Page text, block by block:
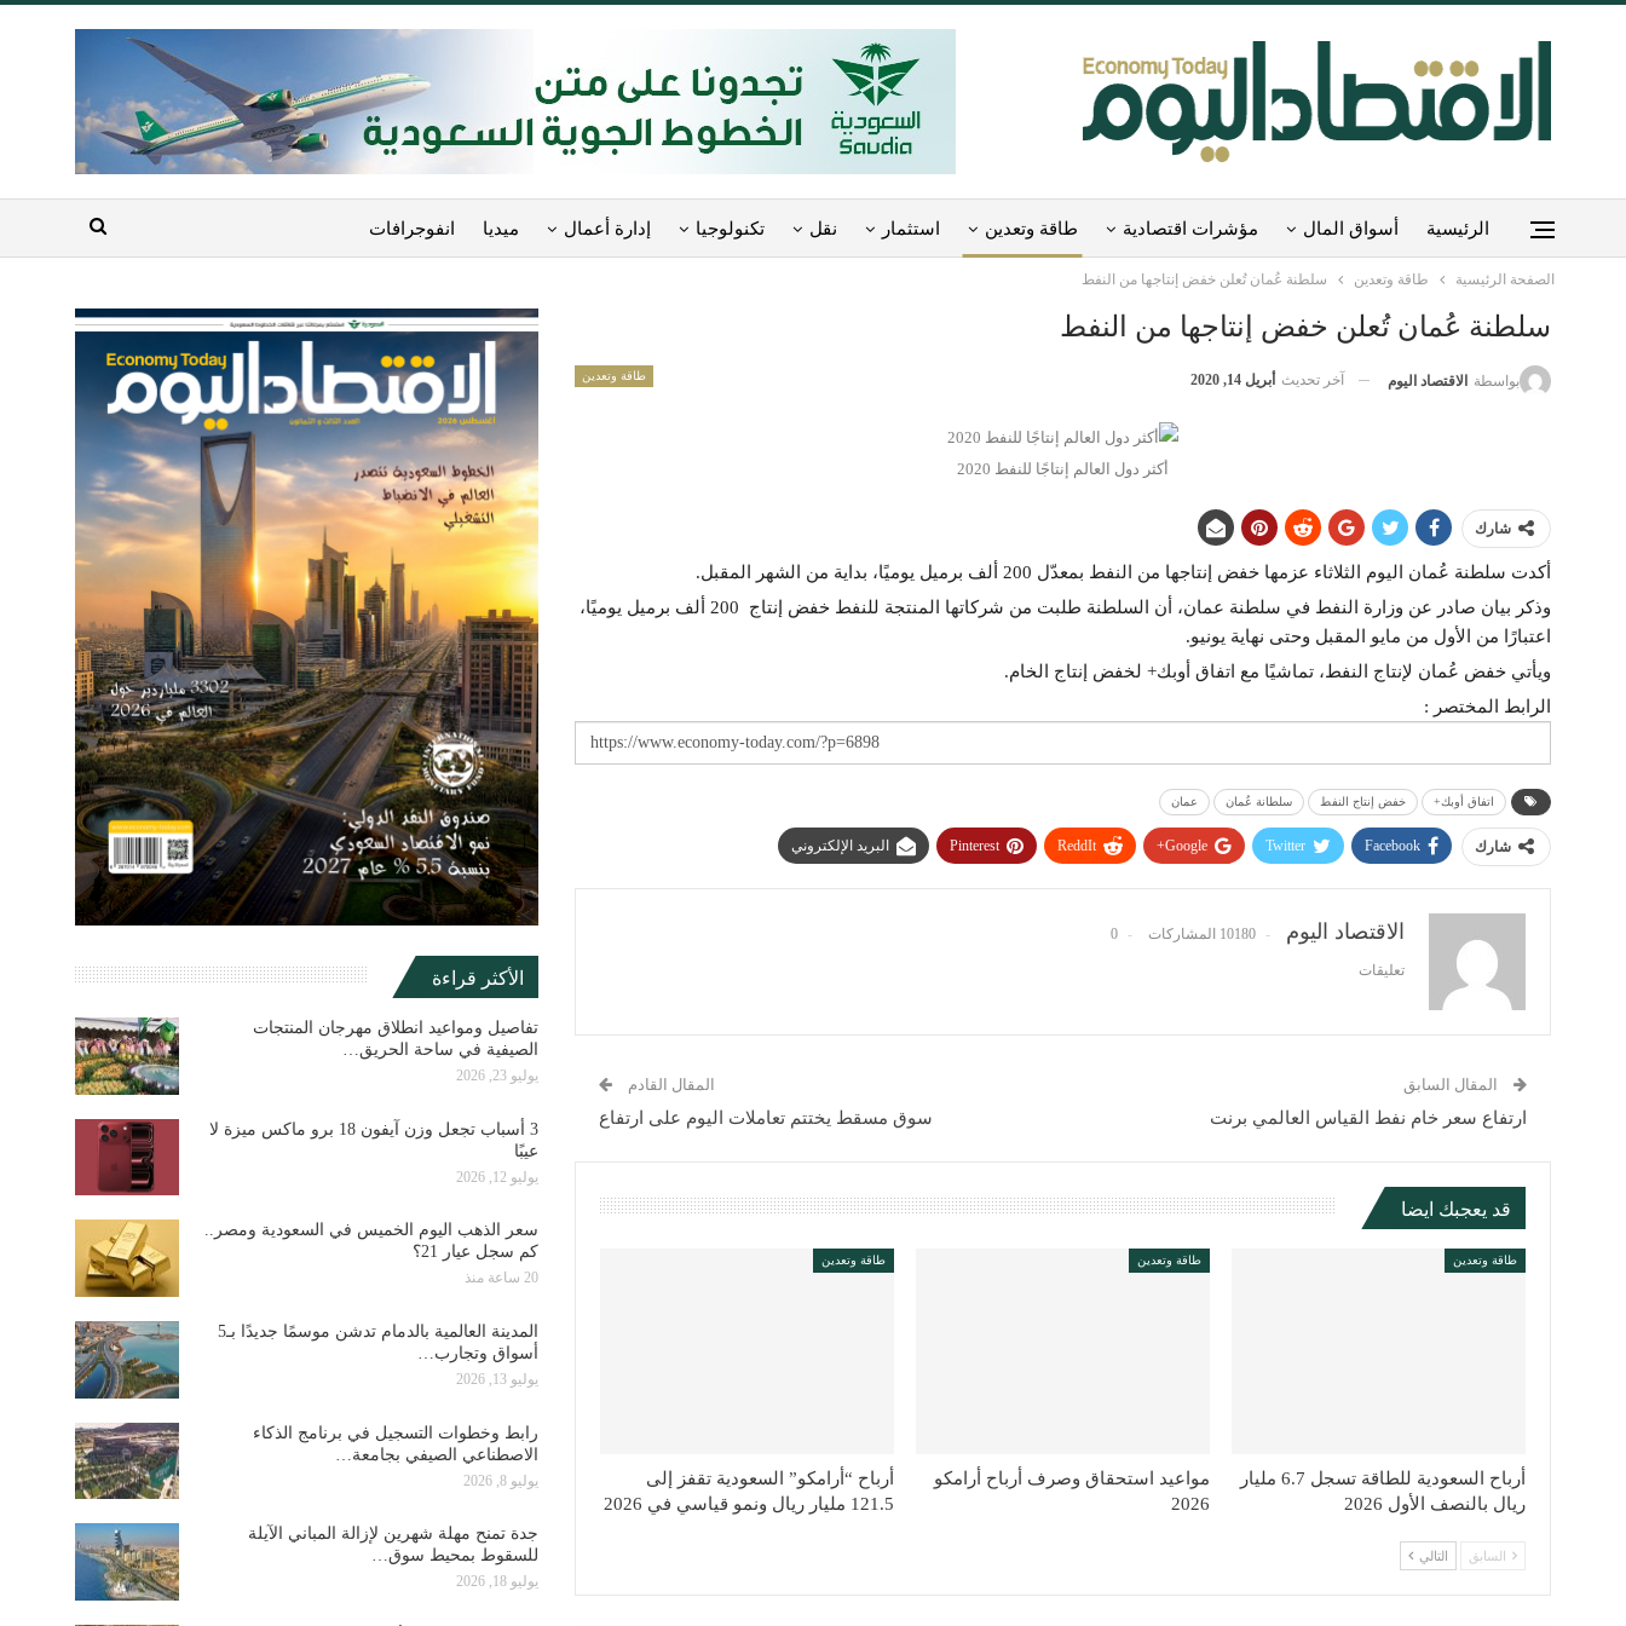
الرئيسية أسواق المال مؤشرات اقتصادية طاقة وتعدين استثمار نقل تكنولوجيا إدارة أعمال ميديا انفوجرافات
الصفحة الرئيسية طاقة وتعدين سلطنة عُمان تُعلن خفض إنتاجها من النفط
سلطنة عُمان تُعلن خفض إنتاجها من النفط
طاقة وتعدين بواسطة الاقتصاد اليوم آخر تحديث أبريل 14, 2020
أكثر دول العالم إنتاجًا للنفط 2020
شارك
أكدت سلطنة عُمان اليوم الثلاثاء عزمها خفض إنتاجها من النفط بمعدّل 200 ألف برميل يوميًا، بداية من الشهر المقبل.
وذكر بيان صادر عن وزارة النفط في سلطنة عمان، أن السلطنة طلبت من شركاتها المنتجة للنفط خفض إنتاج 200 ألف برميل يوميًا،
اعتبارًا من الأول من مايو المقبل وحتى نهاية يونيو.
ويأتي خفض عُمان لإنتاج النفط، تماشيًا مع اتفاق أوبك+ لخفض إنتاج الخام.
الرابط المختصر :
اتفاق أوبك+ خفض إنتاج النفط سلطانة عُمان عمان
شارك Facebook
Twitter
Google+
ReddIt
Pinterest البريد الإلكتروني
الاقتصاد اليوم 10180 المشاركات 0
تعليقات
المقال السابق
ارتفاع سعر خام نفط القياس العالمي برنت
المقال القادم
سوق مسقط يختتم تعاملات اليوم على ارتفاع
قد يعجبك ايضا
طاقة وتعدين
أرباح السعودية للطاقة تسجل 6.7 مليار
ريال بالنصف الأول 2026
طاقة وتعدين
مواعيد استحقاق وصرف أرباح أرامكو
2026
طاقة وتعدين
أرباح “أرامكو” السعودية تقفز إلى
121.5 مليار ريال ونمو قياسي في 2026
السابق التالي
الأكثر قراءة
تفاصيل ومواعيد انطلاق مهرجان المنتجات
الصيفية في ساحة الحريق…
يوليو 23, 2026
3 أسباب تجعل وزن آيفون 18 برو ماكس ميزة لا
عيبًا
يوليو 12, 2026
سعر الذهب اليوم الخميس في السعودية ومصر..
كم سجل عيار 21؟
20 ساعة منذ
المدينة العالمية بالدمام تدشن موسمًا جديدًا بـ5
أسواق وتجارب…
يوليو 13, 2026
رابط وخطوات التسجيل في برنامج الذكاء
الاصطناعي الصيفي بجامعة…
يوليو 8, 2026
جدة تمنح مهلة شهرين لإزالة المباني الآيلة
للسقوط بمحيط سوق…
يوليو 18, 2026